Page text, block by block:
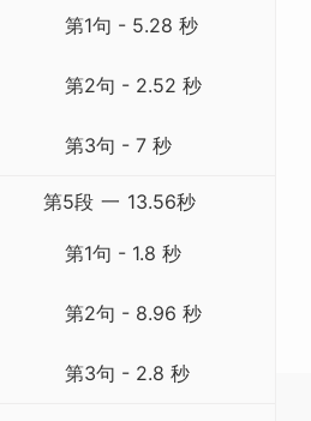
第1句 - 5.28 秒
第2句 - 2.52 秒
第3句 - 7 秒
第5段 一 13.56秒
第1句 - 1.8 秒
第2句 - 8.96 秒
第3句 - 2.8 秒